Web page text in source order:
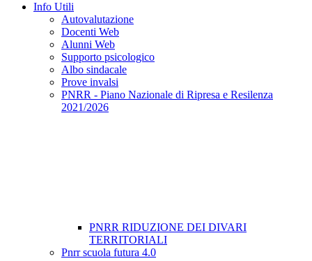
Info Utili
Autovalutazione
Docenti Web
Alunni Web
Supporto psicologico
Albo sindacale
Prove invalsi
PNRR - Piano Nazionale di Ripresa e Resilenza
2021/2026
PNRR RIDUZIONE DEI DIVARI
TERRITORIALI
Pnrr scuola futura 4.0